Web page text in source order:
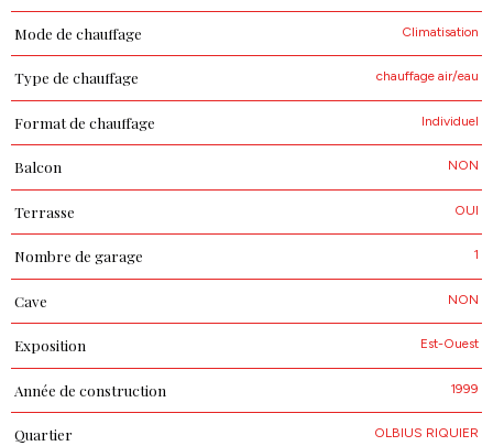
Mode de chauffage Climatisation
Type de chauffage chauffage air/eau
Format de chauffage Individuel
Balcon NON
Terrasse OUI
Nombre de garage 1
Cave NON
Exposition Est-Ouest
Année de construction 1999
Quartier OLBIUS RIQUIER